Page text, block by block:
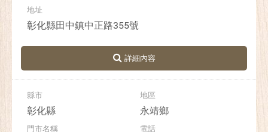
彰化縣田中鎮中正路355號
彰化縣 永靖鄉